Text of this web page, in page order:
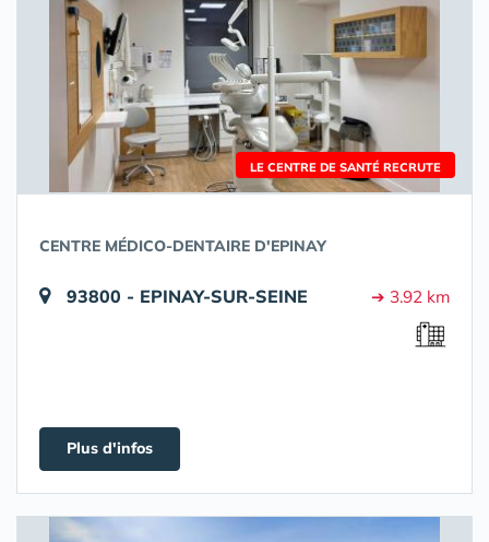
LE CENTRE DE SANTÉ RECRUTE
CENTRE MÉDICO-DENTAIRE D'EPINAY
93800 - EPINAY-SUR-SEINE ➔ 3.92 km
Plus d'infos